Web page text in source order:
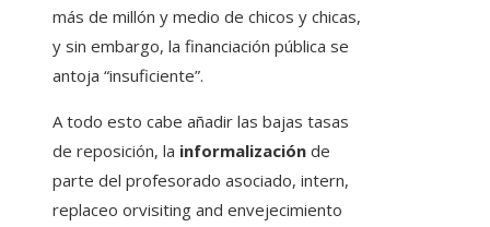
más de millón y medio de chicos y chicas,
y sin embargo, la financiación pública se
antoja “insuficiente”.
A todo esto cabe añadir las bajas tasas
de reposición, la informalización de
parte del profesorado asociado, intern,
replaceo orvisiting and envejecimiento